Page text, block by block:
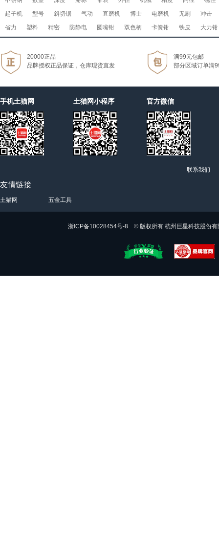
起子机
型号 斜切锯 气动 直磨机 博士 电磨机 无刷
冲击
省力
塑料 精密 防静电 圆嘴钳 双色柄 卡簧钳 铁皮 大力钳
20000正品
品牌授权正品保证，仓库现货直发
满99元包邮
部分区域订单满
手机土猫网 土猫网小程序 官方微信
联系我们
友情链接
土猫网 五金工具
浙ICP备10028454号-8 © 版权所有 杭州巨星科技股份